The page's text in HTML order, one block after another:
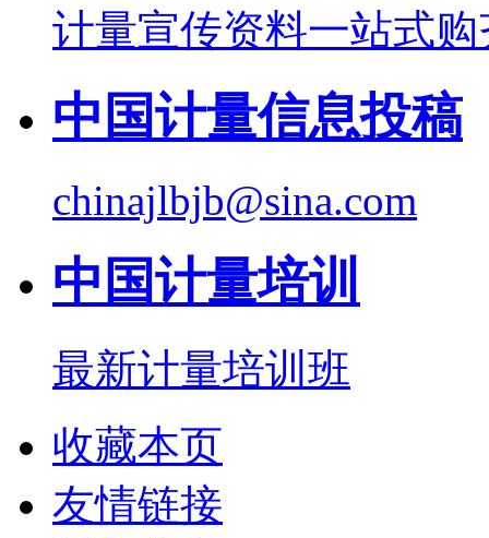
计量宣传资料一站式购
中国计量信息投稿
chinajlbjb@sina.com
中国计量培训
最新计量培训班
收藏本页
友情链接